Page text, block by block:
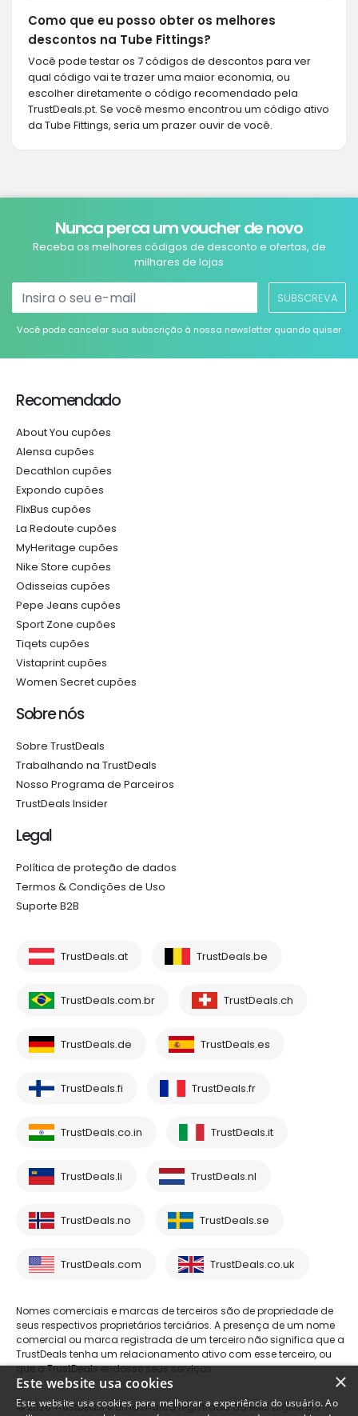
Como que eu posso obter os melhores
descontos na Tube Fittings?
Você pode testar os 7 códigos de descontos para ver
qual código vai te trazer uma maior economia, ou
escolher diretamente o código recomendado pela
TrustDeals.pt. Se você mesmo encontrou um código ativo
da Tube Fittings, seria um prazer ouvir de você.
Nunca perca um voucher de novo
Receba os melhores códigos de desconto e ofertas, de
milhares de lojas
SUBSCREVA
Você pode cancelar sua subscrição à nossa newsletter quando quiser
Recomendado
About You cupões
Alensa cupões
Decathlon cupões
Expondo cupões
FlixBus cupões
La Redoute cupões
MyHeritage cupões
Nike Store cupões
Odisseias cupões
Pepe Jeans cupões
Sport Zone cupões
Tiqets cupões
Vistaprint cupões
Women Secret cupões
Sobre nós
Sobre TrustDeals
Trabalhando na TrustDeals
Nosso Programa de Parceiros
TrustDeals Insider
Legal
Política de proteção de dados
Termos & Condições de Uso
Suporte B2B
TrustDeals.at TrustDeals.be
TrustDeals.com.br TrustDeals.ch
TrustDeals.de TrustDeals.es
TrustDeals.fi TrustDeals.fr
TrustDeals.co.in TrustDeals.it
TrustDeals.li TrustDeals.nl
TrustDeals.no TrustDeals.se
TrustDeals.com TrustDeals.co.uk
Nomes comerciais e marcas de terceiros são de propriedade de
seus respectivos proprietários terciários. A presença de um nome
comercial ou marca registrada de um terceiro não significa que a
TrustDeals tenha um relacionamento ativo com esse terceiro, ou
que a TrustDeals endosse seus serviços.
© 2026 TrustDeals é uma marca registrada da AMS Digital B.V. -
×
Este website usa cookies
Este website usa cookies para melhorar a experiência do usuário. Ao